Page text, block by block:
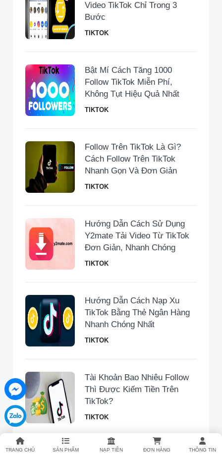
TRANG CHỦ SẢN PHẨM NẠP TIỀN ĐƠN HÀNG THÔNG TIN
Video TikTok Chỉ Trong 3
Bước
TIKTOK
Bật Mí Cách Tăng 1000
Follow TikTok Miễn Phí,
Không Tụt Hiệu Quả Nhất
TIKTOK
Follow Trên TikTok Là Gì?
Cách Follow Trên TikTok
Nhanh Gọn Và Đơn Giản
TIKTOK
Hướng Dẫn Cách Sử Dụng
Y2mate Tải Video Từ TikTok
Đơn Giản, Nhanh Chóng
TIKTOK
Hướng Dẫn Cách Nạp Xu
TikTok Bằng Thẻ Ngân Hàng
Nhanh Chóng Nhất
TIKTOK
Tài Khoản Bao Nhiêu Follow
Thì Được Kiếm Tiền Trên
TikTok?
TIKTOK
Hướng Dẫn Cách Mua Hàng